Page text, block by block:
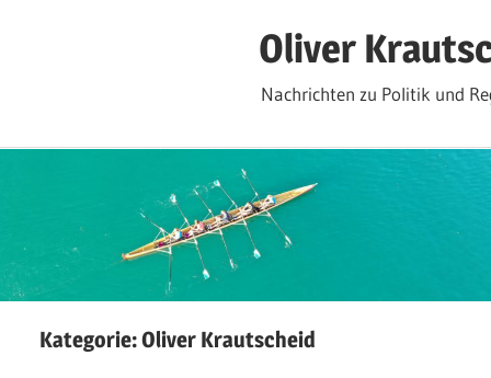
Oliver
Nachrichten zu Politik und
Kategorie:Oliver Krautscheid